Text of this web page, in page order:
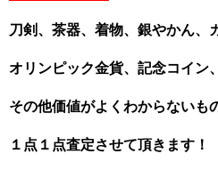
刀剣、茶器、着物、銀やかん、
オリンピック金貨、記念コイン
その他価値がよくわからないも
１点１点査定させて頂きます！